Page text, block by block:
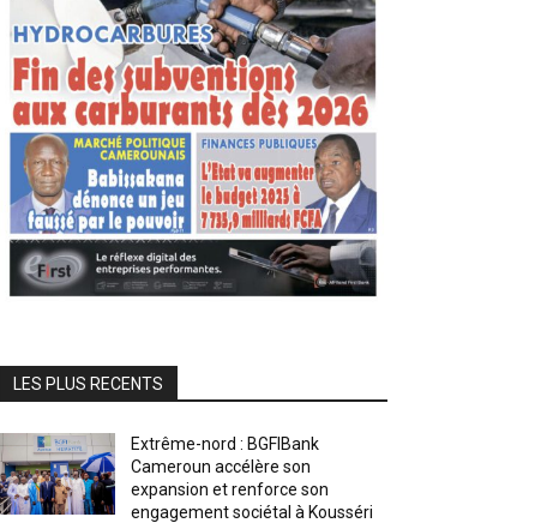
LES PLUS RECENTS
Extrême-nord : BGFIBank
Cameroun accélère son
expansion et renforce son
engagement sociétal à Kousséri